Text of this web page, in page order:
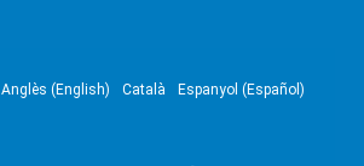
Anglès (English) Català Espanyol (Español)